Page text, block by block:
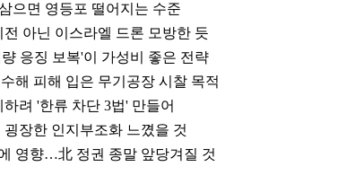
으면 영등포 떨어지는 수준
아닌 이스라엘 드론 모방한 듯
응징 보복'이 가성비 좋은 전략
해 피해 입은 무기공장 시찰 목적
려 '한류 차단 3법' 만들어
장한 인지부조화 느꼈을 것
영향…北 정권 종말 앞당겨질 것